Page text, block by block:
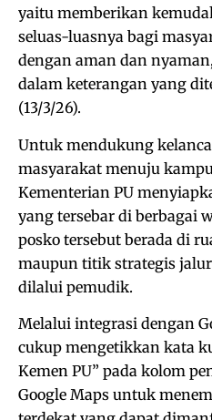
yaitu memberikan
seluas-luasnya bagi
dengan aman dan
dalam keterangan yang
(13/3/26).
Untuk mendukung
masyarakat menuju
Kementerian PU
yang tersebar di berbagai
posko tersebut berada di
maupun titik strategis
dilalui pemudik.
Melalui integrasi dengan
cukup mengetikkan kata
Kemen PU” pada kolom
Google Maps untuk